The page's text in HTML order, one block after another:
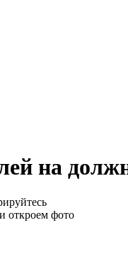
на
откроем фото